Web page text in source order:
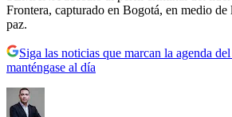
Frontera, capturado en Bogotá, en medio de
paz.
Siga las noticias que marcan la agenda
manténgase al día